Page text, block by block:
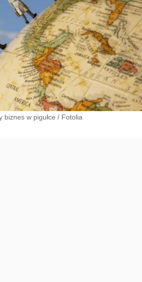
biznes w pigułce / Fotolia